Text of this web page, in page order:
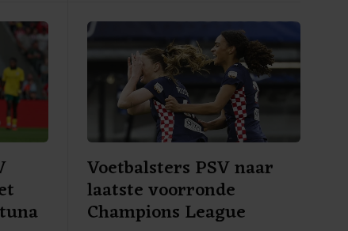
Voetbalsters PSV naar
laatste voorronde
Champions League